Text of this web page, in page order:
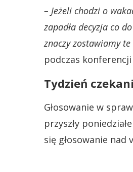
– Jeżeli chodzi o
zapadła decyzja co
znaczy zostawiamy
podczas
Tydzień
Głosowanie w
przyszły
się głosowanie